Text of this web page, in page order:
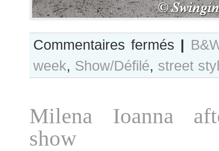
Commentaires fermés sur
B&W
Day
#438
|
week, Show/Défilé, street
Milena Ioanna
show